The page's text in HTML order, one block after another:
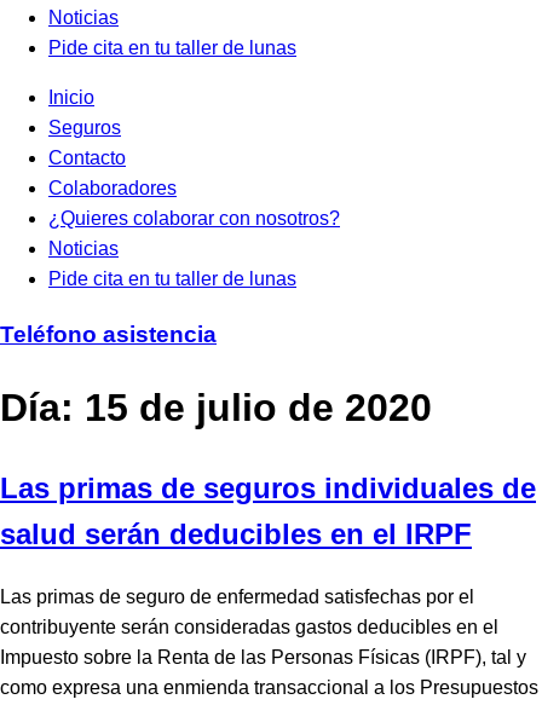
Noticias
Pide cita en tu taller de lunas
Inicio
Seguros
Contacto
Colaboradores
¿Quieres colaborar con nosotros?
Noticias
Pide cita en tu taller de lunas
Teléfono asistencia
Día: 15 de julio de 2020
Las primas de seguros individuales de
salud serán deducibles en el IRPF
Las primas de seguro de enfermedad satisfechas por el
contribuyente serán consideradas gastos deducibles en el
Impuesto sobre la Renta de las Personas Físicas (IRPF), tal y
como expresa una enmienda transaccional a los Presupuestos